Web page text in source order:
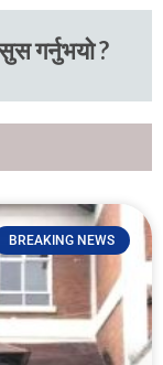
गर्नुभयो ?
BREAKING NEWS